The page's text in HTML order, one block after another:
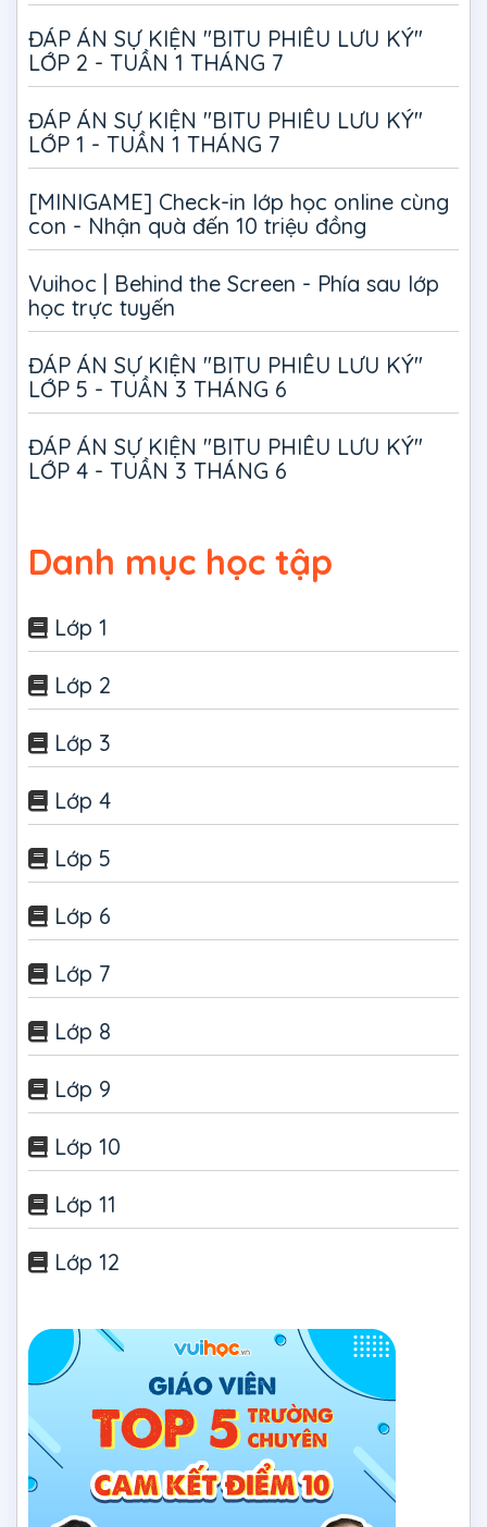
ĐÁP ÁN SỰ KIỆN "BITU PHIÊU LƯU KÝ"
LỚP 2 - TUẦN 1 THÁNG 7
ĐÁP ÁN SỰ KIỆN "BITU PHIÊU LƯU KÝ"
LỚP 1 - TUẦN 1 THÁNG 7
[MINIGAME] Check-in lớp học online cùng
con - Nhận quà đến 10 triệu đồng
Vuihoc | Behind the Screen - Phía sau lớp
học trực tuyến
ĐÁP ÁN SỰ KIỆN "BITU PHIÊU LƯU KÝ"
LỚP 5 - TUẦN 3 THÁNG 6
ĐÁP ÁN SỰ KIỆN "BITU PHIÊU LƯU KÝ"
LỚP 4 - TUẦN 3 THÁNG 6
Danh mục học tập
Lớp 1
Lớp 2
Lớp 3
Lớp 4
Lớp 5
Lớp 6
Lớp 7
Lớp 8
Lớp 9
Lớp 10
Lớp 11
Lớp 12